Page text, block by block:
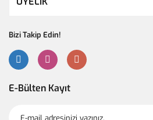
Bizi Takip Edin!
E-Bülten Kayıt